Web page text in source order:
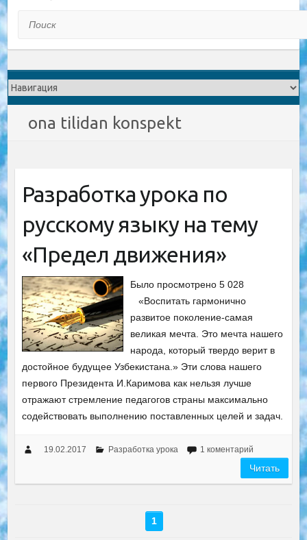
ona tilidan konspekt
Разработка урока по
русскому языку на тему
«Предел движения»
Было просмотрено 5 028
«Воспитать гармонично
развитое поколение-самая
великая мечта. Это мечта нашего
народа, который твердо верит в
достойное будущее Узбекистана.» Эти слова нашего
первого Президента И.Каримова как нельзя лучше
отражают стремление педагогов страны максимально
содействовать выполнению поставленных целей и задач.
19.02.2017 Разработка урока 1 коментарий
Читать
1